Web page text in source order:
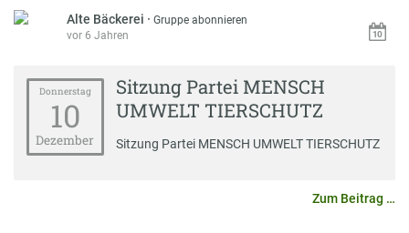
Alte Bäckerei ·Gruppe abonnieren
vor 6 Jahren
Donnerstag
10
Dezember
Sitzung Partei MENSCH
UMWELT TIERSCHUTZ
Sitzung Partei MENSCH UMWELT TIERSCHUTZ
Zum Beitrag …